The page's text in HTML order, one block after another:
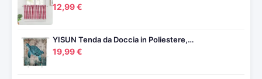
12,99 €
YISUN Tenda da Doccia in Poliestere,…
19,99 €